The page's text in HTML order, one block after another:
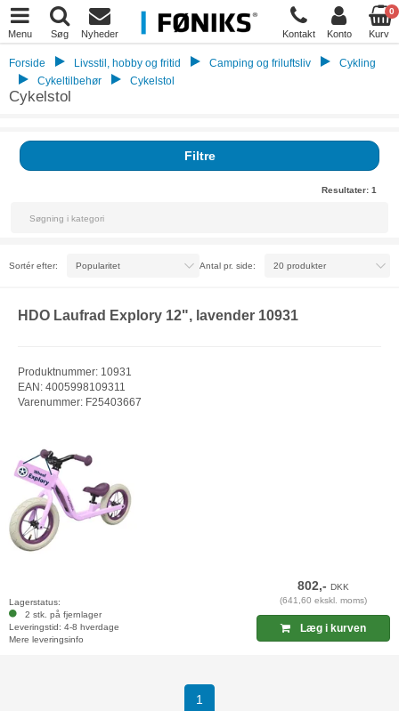
Menu Søg Nyheder Kontakt Konto
0
Kurv
Forside Livsstil, hobby og fritid Camping og friluftsliv
Cykling
Cykeltilbehør
Cykelstol
Cykelstol
Filtre
Resultater: 1
Sortér efter: Antal pr. side:
HDO Laufrad Explory 12", lavender 10931
Produktnummer: 10931
EAN: 4005998109311
Varenummer: F25403667
Lagerstatus:
2 stk. på fjernlager
Leveringstid: 4-8 hverdage
Mere leveringsinfo
802,-DKK
(641,60 ekskl. moms)
Læg i kurven
1